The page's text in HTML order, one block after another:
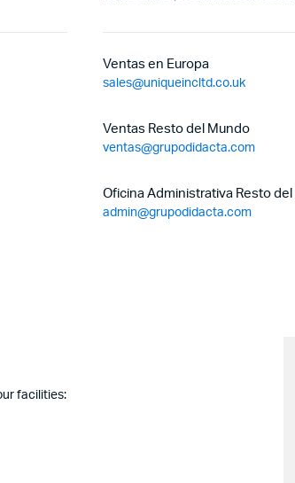
Ventas en Europa
sales@uniqueincltd.co.uk
Ventas Resto del Mundo
ventas@grupodidacta.com
Oficina Administrativa Resto
admin@grupodidacta.com
facilities: